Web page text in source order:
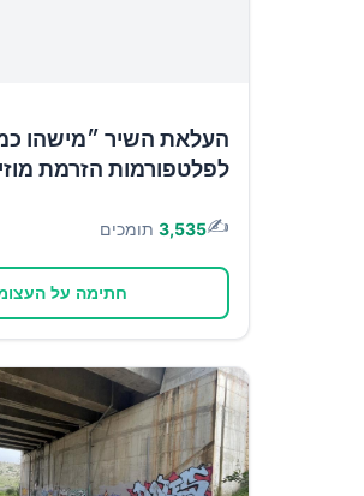
העלאת השיר ״מישהו
לפלטפורמות הזרמת
✍️
3,535 תומכים
חתימה על